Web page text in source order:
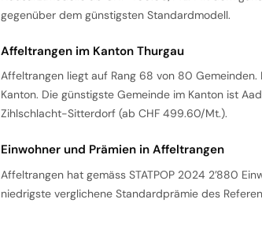
gegenüber dem günstigsten Standardmodell.
Affeltrangen im Kanton Thurgau
Affeltrangen liegt auf Rang 68 von 80
Kanton. Die günstigste Gemeinde im Kanton ist
Zihlschlacht-Sitterdorf (ab CHF 499.60/Mt.).
Einwohner und Prämien in Affeltrangen
Affeltrangen hat gemäss STATPOP 2024 2’880
niedrigste verglichene Standardprämie des